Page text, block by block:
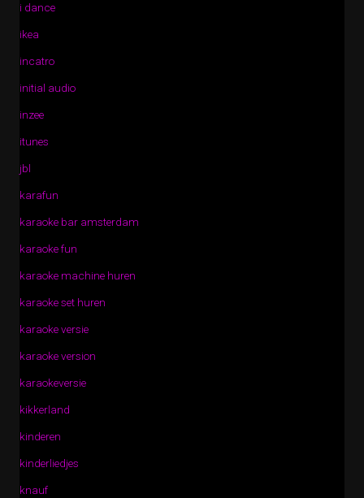
i dance
ikea
incatro
initial audio
inzee
itunes
jbl
karafun
karaoke bar amsterdam
karaoke fun
karaoke machine huren
karaoke set huren
karaoke versie
karaoke version
karaokeversie
kikkerland
kinderen
kinderliedjes
knauf